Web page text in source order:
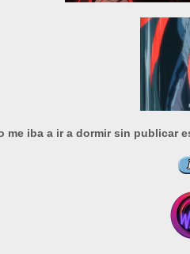
me iba a ir a dormir sin publicar